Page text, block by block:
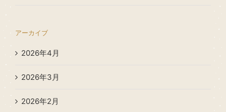
アーカイブ
2026年4月
2026年3月
2026年2月